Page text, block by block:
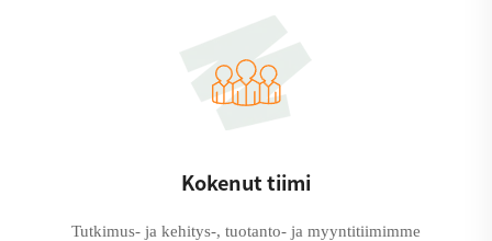
Kokenut tiimi
Tutkimus- ja kehitys-, tuotanto- ja myyntitiimimme